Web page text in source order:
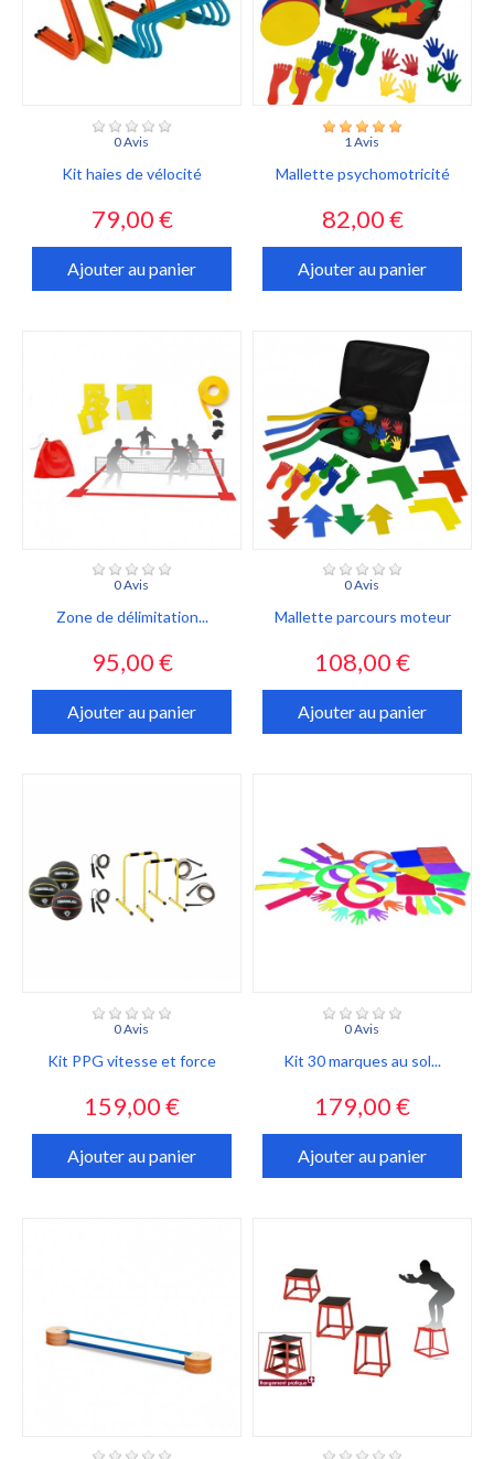
0 Avis
Kit haies de vélocité
Prix
79,00 €
Ajouter au panier
1 Avis
Mallette psychomotricité
Prix
82,00 €
Ajouter au panier
0 Avis
Zone de délimitation...
Prix
95,00 €
Ajouter au panier
0 Avis
Mallette parcours moteur
Prix
108,00 €
Ajouter au panier
0 Avis
Kit PPG vitesse et force
Prix
159,00 €
Ajouter au panier
0 Avis
Kit 30 marques au sol...
Prix
179,00 €
Ajouter au panier